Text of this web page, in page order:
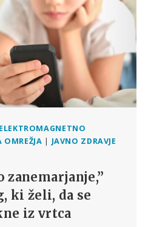
ELEKTROMAGNETNO
OMREŽJA | JAVNO ZDRAVJE
zanemarjanje,”
ki želi, da se
iz vrtca